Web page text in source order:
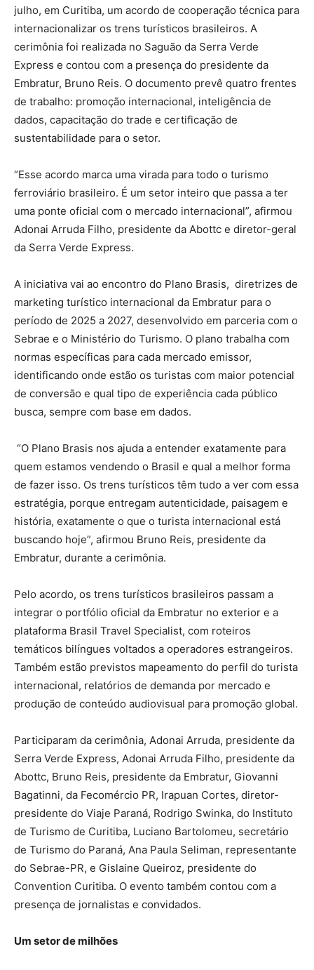
julho, em Curitiba, um acordo de cooperação técnica para
internacionalizar os trens turísticos brasileiros. A
cerimônia foi realizada no Saguão da Serra Verde
Express e contou com a presença do presidente da
Embratur, Bruno Reis. O documento prevê quatro frentes
de trabalho: promoção internacional, inteligência de
dados, capacitação do trade e certificação de
sustentabilidade para o setor.
“Esse acordo marca uma virada para todo o turismo
ferroviário brasileiro. É um setor inteiro que passa a ter
uma ponte oficial com o mercado internacional”, afirmou
Adonai Arruda Filho, presidente da Abottc e diretor-geral
da Serra Verde Express.
A iniciativa vai ao encontro do Plano Brasis, diretrizes de
marketing turístico internacional da Embratur para o
período de 2025 a 2027, desenvolvido em parceria com o
Sebrae e o Ministério do Turismo. O plano trabalha com
normas específicas para cada mercado emissor,
identificando onde estão os turistas com maior potencial
de conversão e qual tipo de experiência cada público
busca, sempre com base em dados.
“O Plano Brasis nos ajuda a entender exatamente para
quem estamos vendendo o Brasil e qual a melhor forma
de fazer isso. Os trens turísticos têm tudo a ver com essa
estratégia, porque entregam autenticidade, paisagem e
história, exatamente o que o turista internacional está
buscando hoje”, afirmou Bruno Reis, presidente da
Embratur, durante a cerimônia.
Pelo acordo, os trens turísticos brasileiros passam a
integrar o portfólio oficial da Embratur no exterior e a
plataforma Brasil Travel Specialist, com roteiros
temáticos bilíngues voltados a operadores estrangeiros.
Também estão previstos mapeamento do perfil do turista
internacional, relatórios de demanda por mercado e
produção de conteúdo audiovisual para promoção global.
Participaram da cerimônia, Adonai Arruda, presidente da
Serra Verde Express, Adonai Arruda Filho, presidente da
Abottc, Bruno Reis, presidente da Embratur, Giovanni
Bagatinni, da Fecomércio PR, Irapuan Cortes, diretor-
presidente do Viaje Paraná, Rodrigo Swinka, do Instituto
de Turismo de Curitiba, Luciano Bartolomeu, secretário
de Turismo do Paraná, Ana Paula Seliman, representante
do Sebrae-PR, e Gislaine Queiroz, presidente do
Convention Curitiba. O evento também contou com a
presença de jornalistas e convidados.
Um setor de milhões